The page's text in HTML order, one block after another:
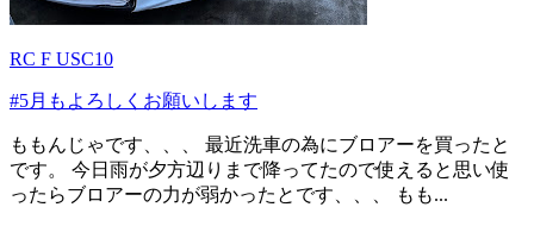
RC F USC10
#5月もよろしくお願いします
ももんじゃです、、、 最近洗車の為にブロアーを買ったと
です。 今日雨が夕方辺りまで降ってたので使えると思い使
ったらブロアーの力が弱かったとです、、、 もも...